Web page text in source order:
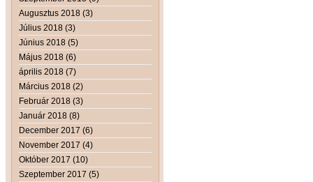
Augusztus 2018 (3)
Július 2018 (3)
Június 2018 (5)
Május 2018 (6)
április 2018 (7)
Március 2018 (2)
Február 2018 (3)
Január 2018 (8)
December 2017 (6)
November 2017 (4)
Október 2017 (10)
Szeptember 2017 (5)